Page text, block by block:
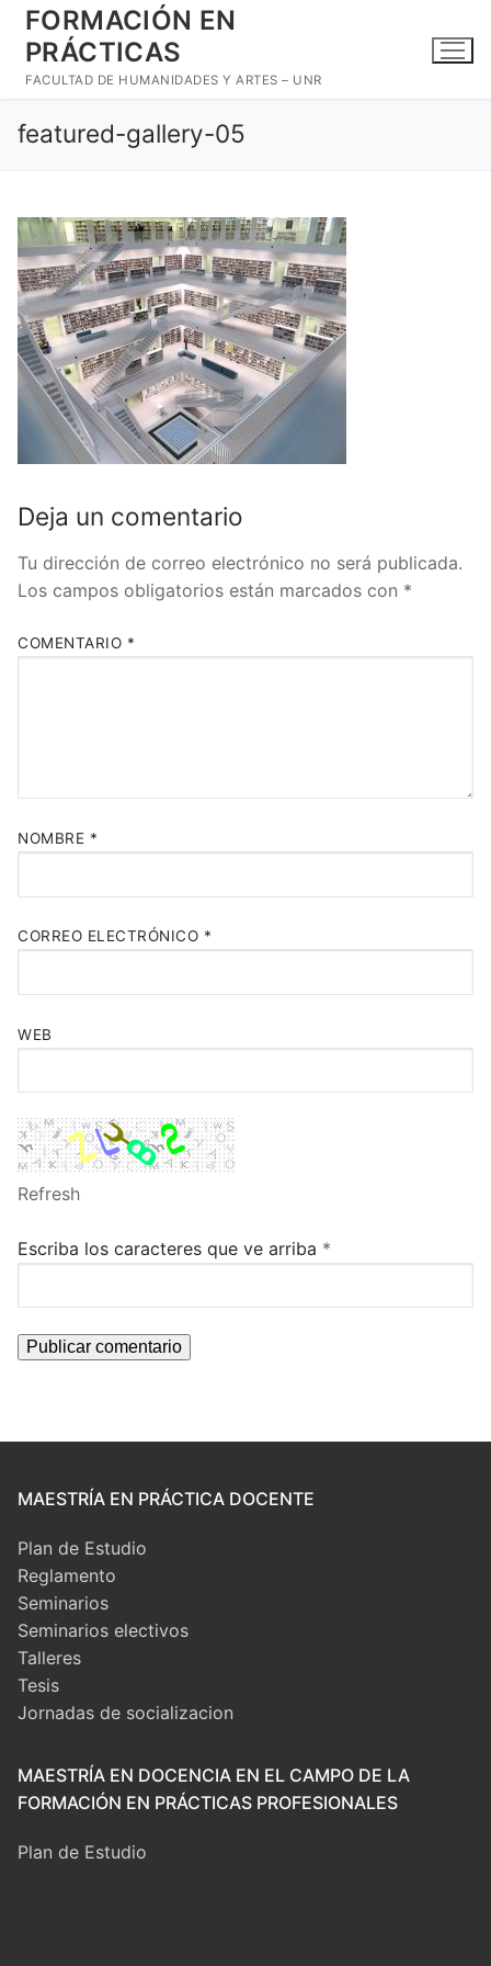
contenido
FORMACIÓN EN
PRÁCTICAS
FACULTAD DE HUMANIDADES Y ARTES – UNR
featured-gallery-05
Deja un comentario
Tu dirección de correo electrónico no será publicada.
Los campos obligatorios están marcados con *
COMENTARIO *
NOMBRE *
CORREO ELECTRÓNICO *
WEB
Refresh
Escriba los caracteres que ve arriba *
MAESTRÍA EN PRÁCTICA DOCENTE
Plan de Estudio
Reglamento
Seminarios
Seminarios electivos
Talleres
Tesis
Jornadas de socializacion
MAESTRÍA EN DOCENCIA EN EL CAMPO DE LA
FORMACIÓN EN PRÁCTICAS PROFESIONALES
Plan de Estudio